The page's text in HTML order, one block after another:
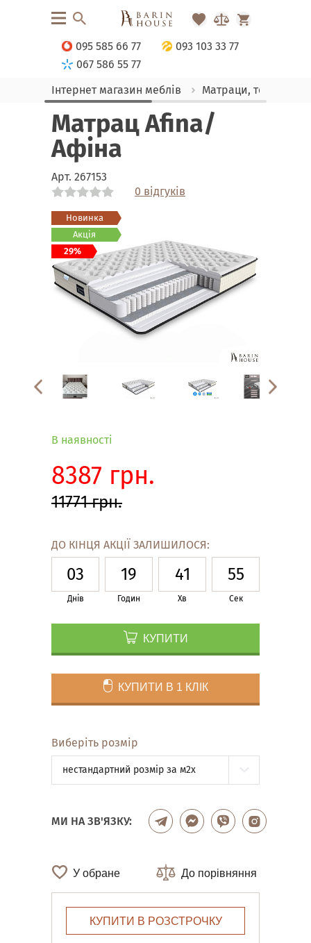
095 585 66 77
093 103 33 77
067 586 55 77
Інтернет магазин меблів
Матраци, текстиль
Матрац Afina/
Афіна
Арт. 267153
0 відгуків
Новинка
Акція
29%
Link
Link
Link
Link
Link
Link
Link
Link
Link
В наявності
8387 грн.
11771 грн.
ДО КІНЦЯ АКЦІЇ ЗАЛИШИЛОСЯ:
03
Днів
19
Годин
41
Хв
54
Сек
КУПИТИ
КУПИТИ В 1 КЛІК
Виберіть розмір
нестандартний розмір за м2x
МИ НА ЗВ'ЯЗКУ:
У обране До порівняння
КУПИТИ В РОЗСТРОЧКУ